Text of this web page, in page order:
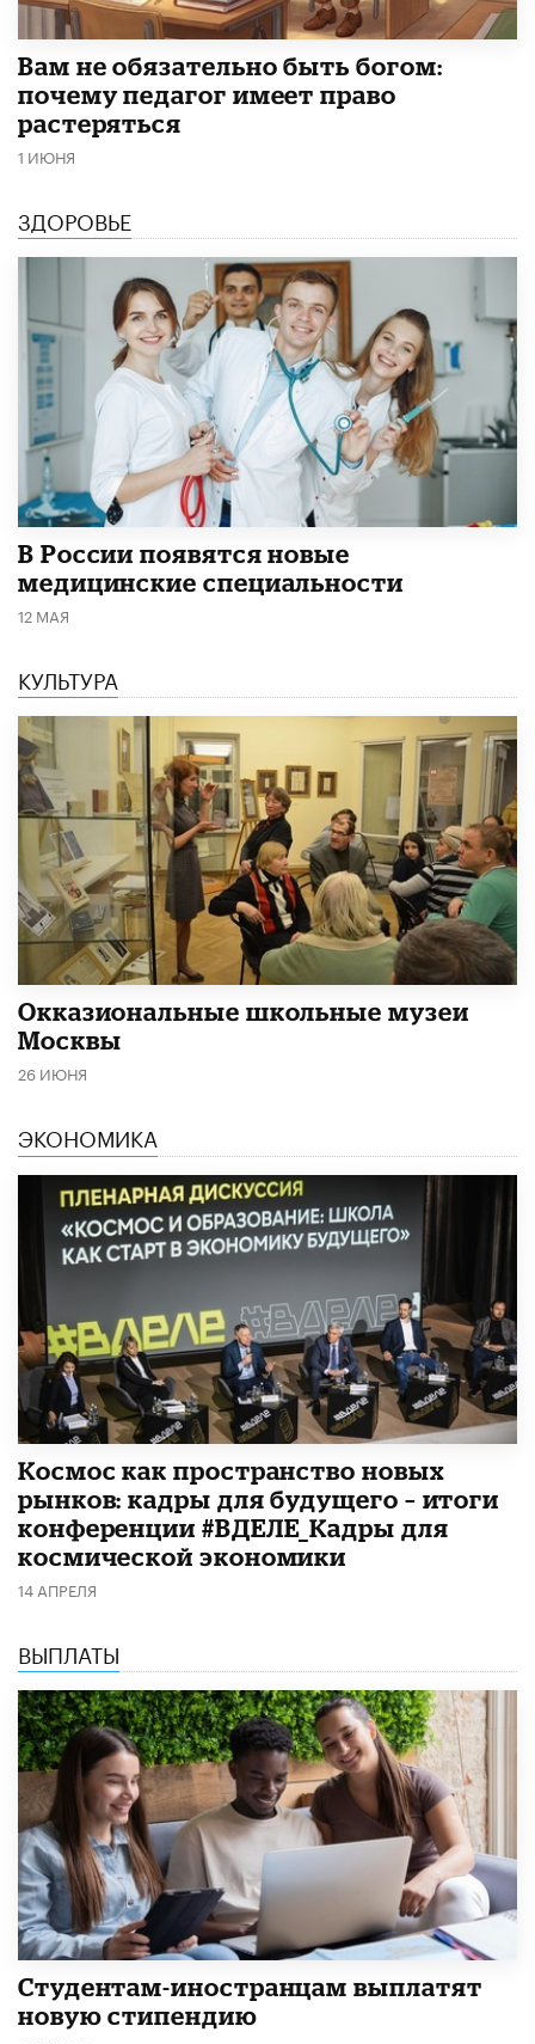
​Вам не обязательно быть богом:
почему педагог имеет право
растеряться
1 ИЮНЯ
ЗДОРОВЬЕ
В России появятся новые
медицинские специальности
12 МАЯ
КУЛЬТУРА
​Окказиональные школьные музеи
Москвы
26 ИЮНЯ
ЭКОНОМИКА
Космос как пространство новых
рынков: кадры для будущего – итоги
конференции #ВДЕЛЕ_Кадры для
космической экономики
14 АПРЕЛЯ
ВЫПЛАТЫ
Студентам-иностранцам выплатят
новую стипендию